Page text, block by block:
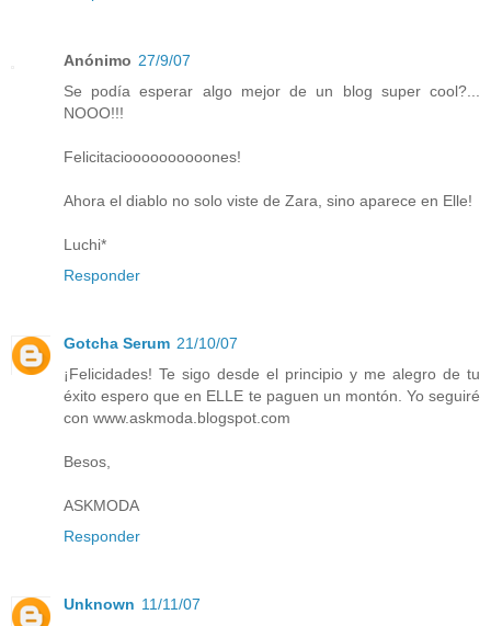
Anónimo 27/9/07
Se podía esperar algo mejor de un blog super cool?...
NOOO!!!
Felicitacioooooooooones!
Ahora el diablo no solo viste de Zara, sino aparece en Elle!
Luchi*
Responder
Gotcha Serum 21/10/07
¡Felicidades! Te sigo desde el principio y me alegro de tu
éxito espero que en ELLE te paguen un montón. Yo seguiré
con www.askmoda.blogspot.com
Besos,
ASKMODA
Responder
Unknown 11/11/07